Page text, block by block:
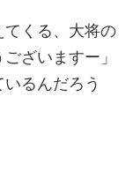
くる、大将の
ざいますー」
るんだろう